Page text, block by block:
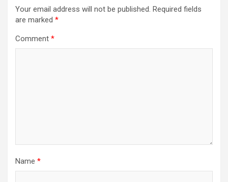
Your email address will not be published. Required fields
are marked *
Comment *
Name *